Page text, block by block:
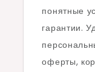
понятные
гарантии.
оферты,